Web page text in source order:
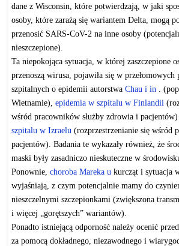
dane z Wisconsin, które potwierdzają, w jaki
osoby, które zarażą się wariantem Delta, mogą
przenosić SARS-CoV-2 na inne osoby
nieszczepione).
Ta niepokojąca sytuacja, w której zaszczepione
przenoszą wirusa, pojawiła się w przełomowych
szpitalnych o epidemii autorstwa Chau i in .
Wietnamie), epidemia w szpitalu w Finlandii
wśród pracowników służby zdrowia i
szpitalu w Izraelu (rozprzestrzenianie się wśród
pacjentów). Badania te wykazały również, że
maski były zasadniczo nieskuteczne w
Ponownie, choroba Mareka u kurcząt i sytuacja
wyjaśniają, z czym potencjalnie mamy do
nieszczelnymi szczepionkami (zwiększona
i więcej „gorętszych” wariantów).
Ponadto istniejącą odporność należy ocenić
za pomocą dokładnego, niezawodnego i